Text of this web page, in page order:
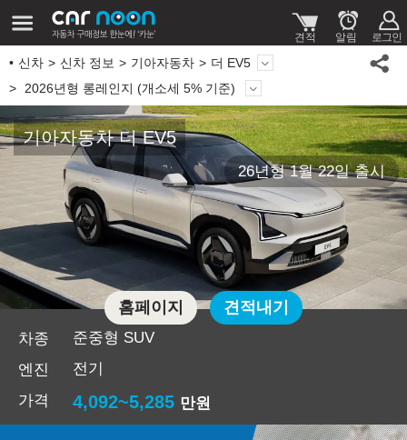
신차 신차 정보 기아자동차
더 EV5
2026년형 롱레인지 (개소세 5% 기준)
기아자동차 더 EV5
26년형 1월 22일 출시
차종
준중형 SUV
엔진
전기
가격
4,092~5,285 만원
홈페이지 견적내기